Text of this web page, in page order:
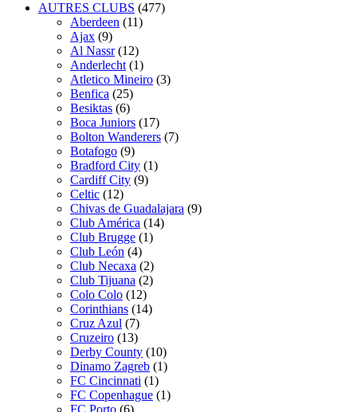
AUTRES CLUBS (477)
Aberdeen (11)
Ajax (9)
Al Nassr (12)
Anderlecht (1)
Atletico Mineiro (3)
Benfica (25)
Besiktas (6)
Boca Juniors (17)
Bolton Wanderers (7)
Botafogo (9)
Bradford City (1)
Cardiff City (9)
Celtic (12)
Chivas de Guadalajara (9)
Club América (14)
Club Brugge (1)
Club León (4)
Club Necaxa (2)
Club Tijuana (2)
Colo Colo (12)
Corinthians (14)
Cruz Azul (7)
Cruzeiro (13)
Derby County (10)
Dinamo Zagreb (1)
FC Cincinnati (1)
FC Copenhague (1)
FC Porto (6)